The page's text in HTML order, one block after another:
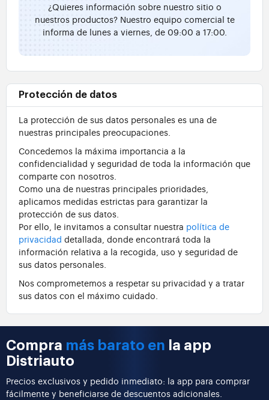
¿Quieres información sobre nuestro sitio o
nuestros productos? Nuestro equipo comercial te
informa de lunes a viernes, de 09:00 a 17:00.
Protección de datos
La protección de sus datos personales es una de
nuestras principales preocupaciones.
Concedemos la máxima importancia a la
confidencialidad y seguridad de toda la información que
comparte con nosotros.
Como una de nuestras principales prioridades,
aplicamos medidas estrictas para garantizar la
protección de sus datos.
Por ello, le invitamos a consultar nuestra política de
privacidad detallada, donde encontrará toda la
información relativa a la recogida, uso y seguridad de
sus datos personales.
Nos comprometemos a respetar su privacidad y a tratar
sus datos con el máximo cuidado.
Compra más barato en la app
Distriauto
Precios exclusivos y pedido inmediato: la app para comprar
fácilmente y beneficiarse de descuentos adicionales.